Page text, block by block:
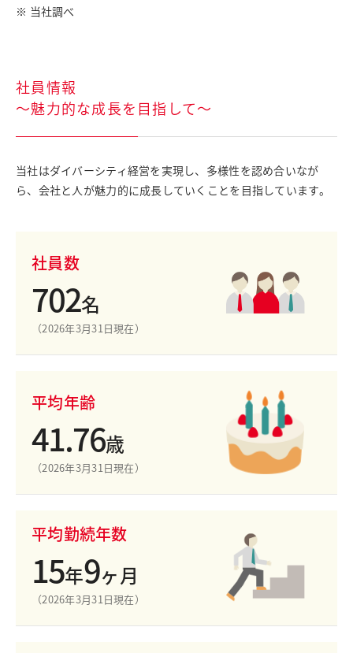
※ 当社調べ
社員情報
～魅力的な成長を目指して～
当社はダイバーシティ経営を実現し、多様性を認め合いなが
ら、会社と人が魅力的に成長していくことを目指しています。
社員数
702名
（2026年3月31日現在）
平均年齢
41.76歳
（2026年3月31日現在）
平均勤続年数
15年9ヶ月
（2026年3月31日現在）